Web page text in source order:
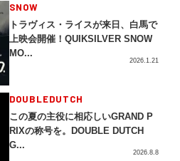
SNOW
トラヴィス・ライスが来日、白馬で
上映会開催！QUIKSILVER SNOW
MO...
2026.1.21
DOUBLEDUTCH
この夏の主役に相応しいGRAND P
RIXの称号を。DOUBLE DUTCH
G...
2026.8.8